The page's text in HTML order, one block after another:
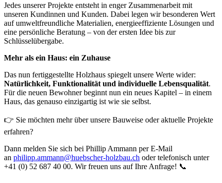
Jedes unserer Projekte entsteht in enger Zusammenarbeit mit
unseren Kundinnen und Kunden. Dabei legen wir besonderen Wert
auf umweltfreundliche Materialien, energieeffiziente Lösungen und
eine persönliche Beratung – von der ersten Idee bis zur
Schlüsselübergabe.
Mehr als ein Haus: ein Zuhause
Das nun fertiggestellte Holzhaus spiegelt unsere Werte wider:
Natürlichkeit, Funktionalität und individuelle Lebensqualität.
Für die neuen Bewohner beginnt nun ein neues Kapitel – in einem
Haus, das genauso einzigartig ist wie sie selbst.
👉 Sie möchten mehr über unsere Bauweise oder aktuelle Projekte
erfahren?
Dann melden Sie sich bei Phillip Ammann per E-Mail
an philipp.ammann@huebscher-holzbau.ch oder telefonisch unter
+41 (0) 52 687 40 00. Wir freuen uns auf Ihre Anfrage! 📞